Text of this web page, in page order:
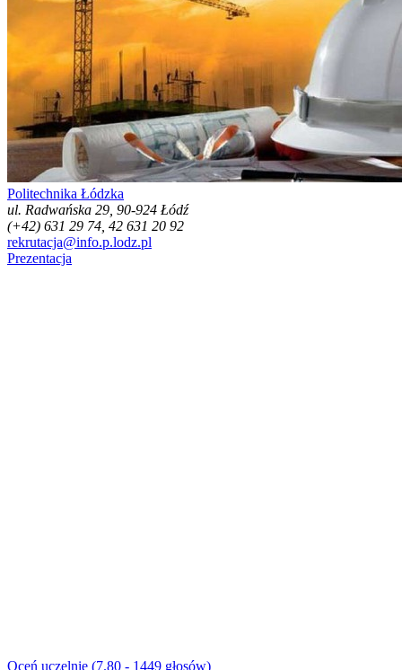
Politechnika Łódzka
ul. Radwańska 29, 90-924 Łódź
(+42) 631 29 74, 42 631 20 92
rekrutacja@info.p.lodz.pl
Prezentacja
Oceń uczelnię (7.80 - 1449 głosów)